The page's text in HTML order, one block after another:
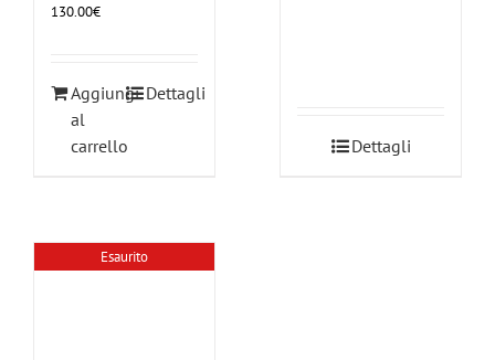
130.00€
Aggiungi
al
carrello
Dettagli
Dettagli
Esaurito